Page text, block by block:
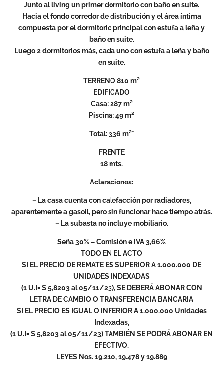
Junto al living un primer dormitorio con baño en suite.
Hacia el fondo corredor de distribución y el área íntima
compuesta por el dormitorio principal con estufa a leña y
baño en suite.
Luego 2 dormitorios más, cada uno con estufa a leña y baño
en suite.
TERRENO 810 m²
EDIFICADO
Casa: 287 m²
Piscina: 49 m²
Total: 336 m²*
FRENTE
18 mts.
Aclaraciones:
– La casa cuenta con calefacción por radiadores,
aparentemente a gasoil, pero sin funcionar hace tiempo atrás.
– La subasta no incluye mobiliario.
Seña 30% – Comisión e IVA 3,66%
TODO EN EL ACTO
SI EL PRECIO DE REMATE ES SUPERIOR A 1.000.000 DE
UNIDADES INDEXADAS
(1 U.I= $ 5,8203 al 05/11/23), SE DEBERÁ ABONAR CON
LETRA DE CAMBIO O TRANSFERENCIA BANCARIA
SI EL PRECIO ES IGUAL O INFERIOR A 1.000.000 Unidades
Indexadas,
(1 U.I= $ 5,8203 al 05/11/23) TAMBIÉN SE PODRÁ ABONAR EN
EFECTIVO.
LEYES Nos. 19.210, 19.478 y 19.889